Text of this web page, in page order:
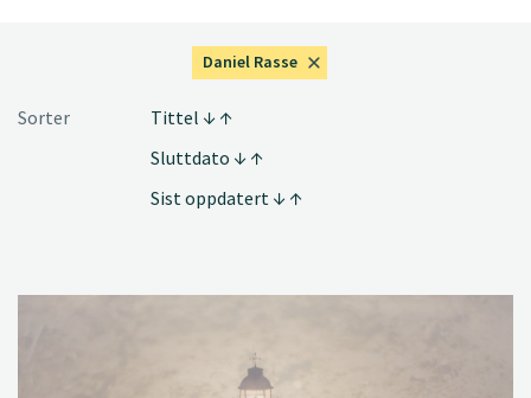
Daniel Rasse
Sorter
Tittel
Sluttdato
Sist oppdatert